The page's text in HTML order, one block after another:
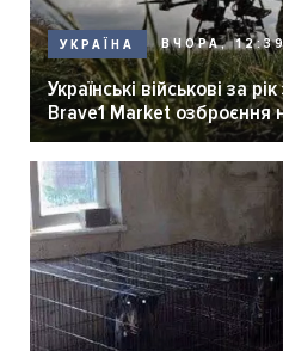
УКРАЇНА ВЧОРА,
Українські військові за
Brave1 Market озброєння